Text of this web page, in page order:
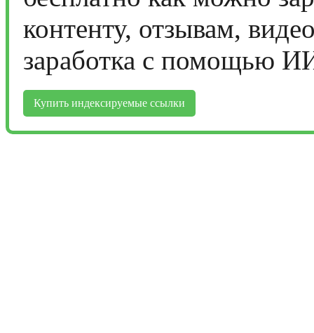
контенту, отзывам,
заработка с помощью
Купить индексируемые ссылки